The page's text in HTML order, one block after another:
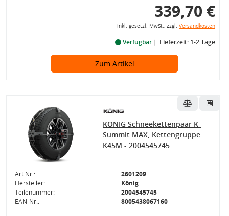
339,70 €
inkl. gesetzl. MwSt., zzgl. Versandkosten
Verfügbar Lieferzeit: 1-2 Tage
Zum Artikel
KÖNIG Schneekettenpaar K-
Summit MAX, Kettengruppe
K45M - 2004545745
Art.Nr.:
2601209
Hersteller:
König
Teilenummer:
2004545745
EAN-Nr.:
8005438067160